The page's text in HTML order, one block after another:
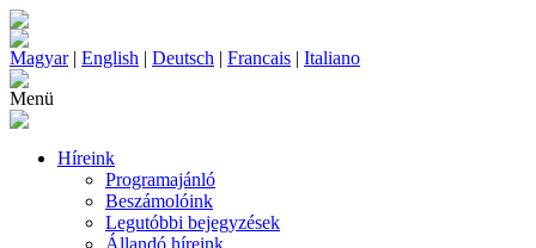
Magyar| English | Deutsch | Francais | Italiano
Menü
Híreink
Programajánló
Beszámolóink
Legutóbbi bejegyzések
Állandó híreink